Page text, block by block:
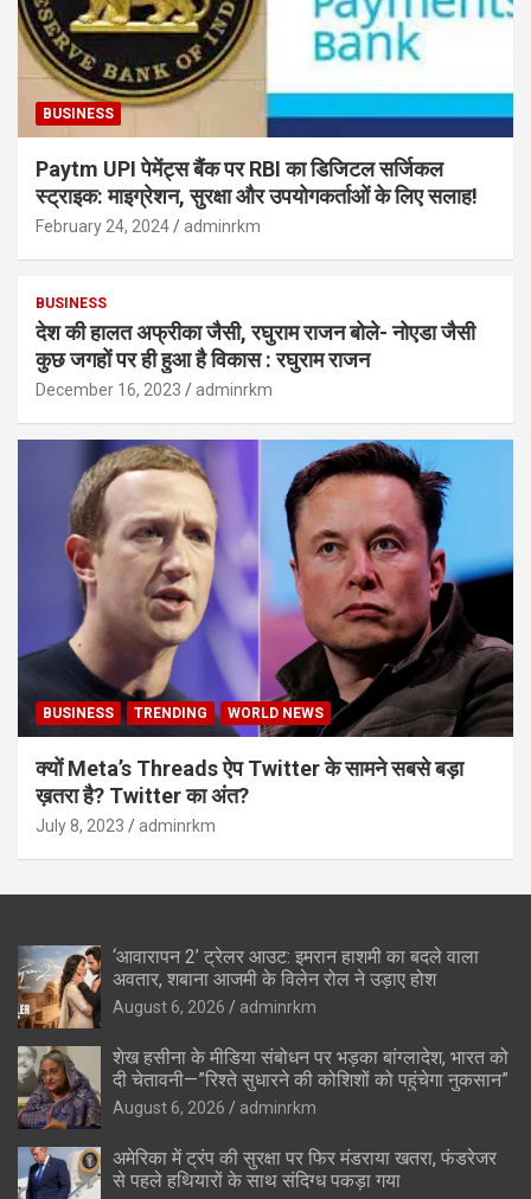
BUSINESS
Paytm UPI पेमेंट्स बैंक पर RBI का डिजिटल सर्जिकल
स्ट्राइक: माइग्रेशन, सुरक्षा और उपयोगकर्ताओं के लिए सलाह!
February 24, 2024 adminrkm
BUSINESS
देश की हालत अफ्रीका जैसी, रघुराम राजन बोले- नोएडा जैसी
कुछ जगहों पर ही हुआ है विकास : रघुराम राजन
December 16, 2023 adminrkm
BUSINESS TRENDING WORLD NEWS
क्यों Meta’s Threads ऐप Twitter के सामने सबसे बड़ा
ख़तरा है? Twitter का अंत?
July 8, 2023 adminrkm
‘आवारापन 2’ ट्रेलर आउट: इमरान हाशमी का बदले वाला
अवतार, शबाना आजमी के विलेन रोल ने उड़ाए होश
August 6, 2026 adminrkm
शेख हसीना के मीडिया संबोधन पर भड़का बांग्लादेश, भारत को
दी चेतावनी—”रिश्ते सुधारने की कोशिशों को पहुंचेगा नुकसान”
August 6, 2026 adminrkm
अमेरिका में ट्रंप की सुरक्षा पर फिर मंडराया खतरा, फंडरेजर
से पहले हथियारों के साथ संदिग्ध पकड़ा गया